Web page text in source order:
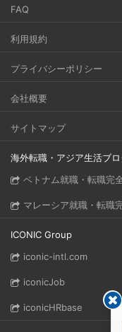
FAQ
利用規約
プライバシーポリシー
会社概要
サイトマップ
海外転職・アジア生活ブ
ベトナム就職・転職完
マレーシア就職・転職
ICONIC Group
iconic-intl.com
iconicJob
iconicHRbase